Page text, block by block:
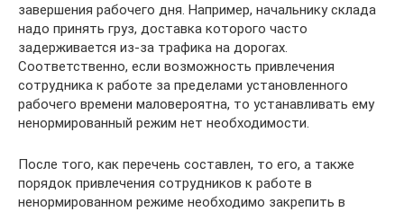
завершения рабочего дня. Например, начальнику склада
надо принять груз, доставка которого часто
задерживается из-за трафика на дорогах.
Соответственно, если возможность привлечения
сотрудника к работе за пределами установленного
рабочего времени маловероятна, то устанавливать ему
ненормированный режим нет необходимости.
После того, как перечень составлен, то его, а также
порядок привлечения сотрудников к работе в
ненормированном режиме необходимо закрепить в